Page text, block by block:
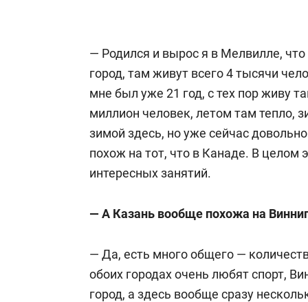
— Родился и вырос я в Мелвилле,
город, там живут всего 4 тысячи
мне был уже 21 год, с тех пор живу
миллион человек, летом там тепло,
зимой здесь, но уже сейчас
похож на тот, что в Канаде. В целом
интересных занятий.
— А Казань вообще похожа на
— Да, есть много общего —
обоих городах очень любят спорт,
город, а здесь вообще сразу
создают оазис жилого
комфорта под Казанью
Рекомендуем
150
ID вместо